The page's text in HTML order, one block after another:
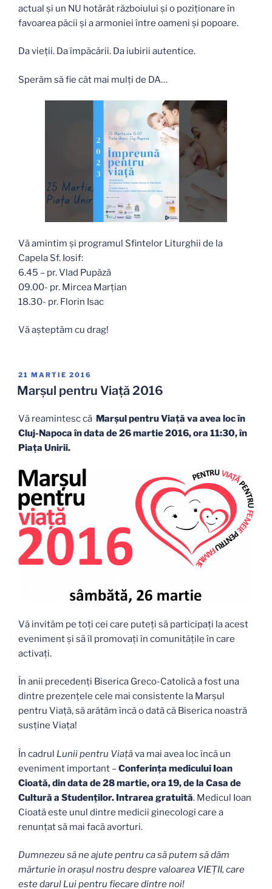
actual și un NU hotărât războiului și o poziționare în
favoarea păcii și a armoniei între oameni și popoare.
Da vieții. Da împăcării. Da iubirii autentice.
Sperăm să fie cât mai mulți de DA…
Vă amintim și programul Sfintelor Liturghii de la
Capela Sf. Iosif:
6.45 – pr. Vlad Pupăză
09.00- pr. Mircea Marțian
18.30- pr. Florin Isac
Vă așteptăm cu drag!
PUBLICAT
PE
21 MARTIE 2016
Marșul pentru Viață 2016
Vă reamintesc că Marșul pentru Viață va avea loc în
Cluj-Napoca în data de 26 martie 2016, ora 11:30, în
Piața Unirii.
Vă invităm pe toți cei care puteți să participaţi la acest
eveniment şi să îl promovaţi în comunitățile în care
activați.
În anii precedenți Biserica Greco-Catolică a fost una
dintre prezențele cele mai consistente la Marșul
pentru Viață, să arătăm încă o dată că Biserica noastră
susține Viața!
În cadrul Lunii pentru Viațăva mai avea loc încă un
eveniment important –Conferința medicului Ioan
Cioată, din data de 28 martie, ora 19, de la Casa de
Cultură a Studenților. Intrarea gratuită. Medicul Ioan
Cioată este unul dintre medicii ginecologi care a
renunțat să mai facă avorturi.
Dumnezeu să ne ajute pentru ca să putem să dăm
mărturie în oraşul nostru despre valoarea VIEŢII, care
este darul Lui pentru fiecare dintre noi!